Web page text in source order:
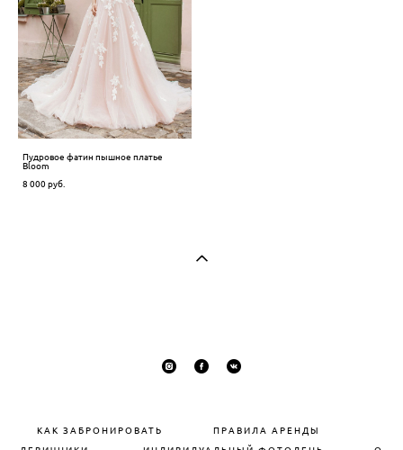
Пудровое фатин пышное платье
Bloom
8 000 pуб.
КАК ЗАБРОНИРОВАТЬ ПРАВИЛА АРЕНДЫ